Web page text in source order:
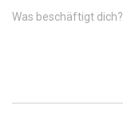
Was beschäftigt dich?